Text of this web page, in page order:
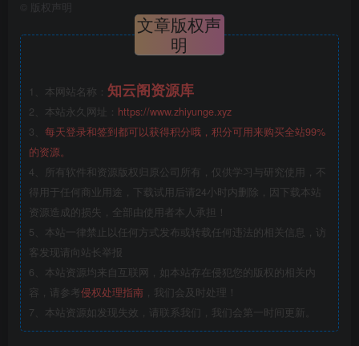
版权声明
文章版权声
明
1、本网站名称： 知云阁资源库
2、本站永久网址： https://www.zhiyunge.xyz
3、 每天登录和签到都可以获得积分哦，积分可用来购买全站99%
的资源。
4、所有软件和资源版权归原公司所有，仅供学习与研究使用，不
得用于任何商业用途，下载试用后请24小时内删除，因下载本站
资源造成的损失，全部由使用者本人承担！
5、本站一律禁止以任何方式发布或转载任何违法的相关信息，访
客发现请向站长举报
6、本站资源均来自互联网，如本站存在侵犯您的版权的相关内
容，请参考侵权处理指南 ，我们会及时处理！
7、本站资源如发现失效，请联系我们，我们会第一时间更新。